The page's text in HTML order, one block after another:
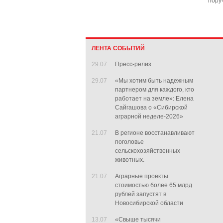
ЛЕНТА СОБЫТИЙ
29.07 Пресс-релиз
29.07
«Мы хотим быть надежным
партнером для каждого, кто
работает на земле»: Елена
Сайгашова о «Сибирской
аграрной неделе-2026»
21.07
В регионе восстанавливают
поголовье
сельскохозяйственных
животных.
21.07
Аграрные проекты
стоимостью более 65 млрд
рублей запустят в
Новосибирской области
13.07
«Свыше тысячи